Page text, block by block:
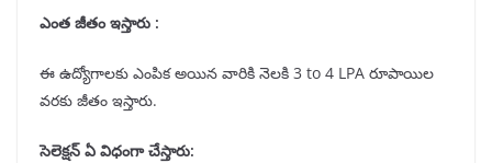
ఎంత జీతం ఇస్తారు :
ఈ ఉద్యోగాలకు ఎంపిక అయిన వారికి నెలకి 3 to 4 LPA రూపాయిల
వరకు జీతం ఇస్తారు.
సెలెక్షన్ ఏ విధంగా చేస్తారు: